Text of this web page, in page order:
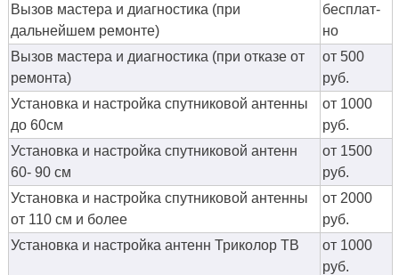
Вызов мастера и диагностика (при
дальнейшем ремонте)
бес­плат­
но
Вызов мастера и диагностика (при отказе от
ремонта)
от 500
руб.
Установка и настройка спутниковой антенны
до 60см
от 1000
руб.
Установка и настройка спутниковой антенн
60- 90 см
от 1500
руб.
Установка и настройка спутниковой антенны
от 110 см и более
от 2000
руб.
Установка и настройка антенн Триколор ТВ
от 1000
руб.